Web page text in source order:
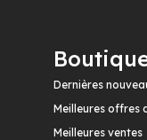
Dernières
Meilleures offres
Meilleures ventes